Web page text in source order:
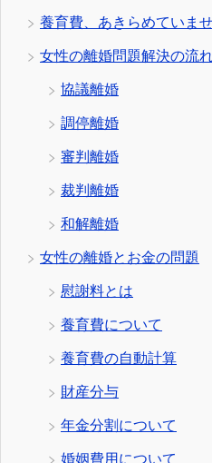
養育費、あきらめていま
女性の離婚問題解決の流
協議離婚
調停離婚
審判離婚
裁判離婚
和解離婚
女性の離婚とお金の問題
慰謝料とは
養育費について
養育費の自動計算
財産分与
年金分割について
婚姻費用について